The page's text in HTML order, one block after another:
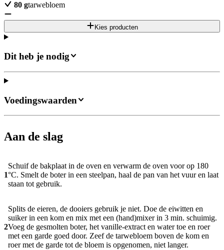
80 gtarwebloem
Kies producten
Dit heb je nodig
Aan de slag
1
Schuif de bakplaat in de oven en verwarm de oven voor op 180
°C. Smelt de boter in een steelpan, haal de pan van het vuur en laat
staan tot gebruik.
2
Splits de eieren, de dooiers gebruik je niet. Doe de eiwitten en
suiker in een kom en mix met een (hand)mixer in 3 min. schuimig.
Voeg de gesmolten boter, het vanille-extract en water toe en roer
met een garde goed door. Zeef de tarwebloem boven de kom en
roer met de garde tot de bloem is opgenomen, niet langer.
Voedingswaarden